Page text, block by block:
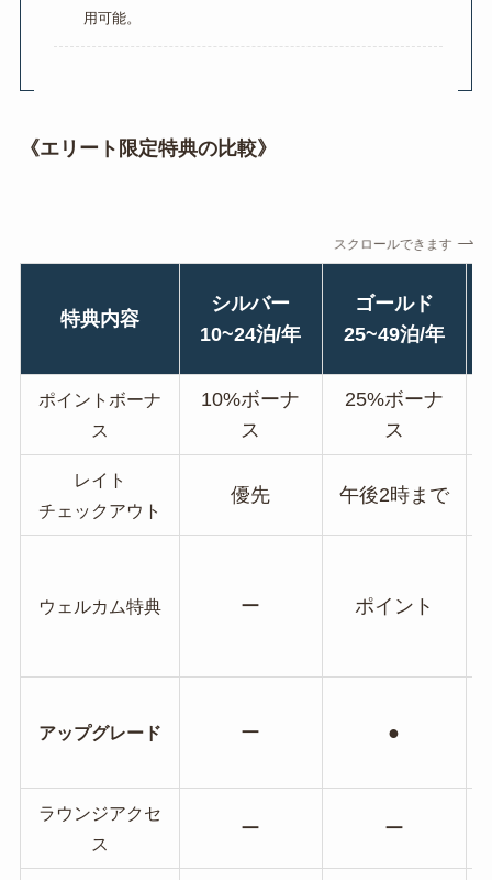
用可能。
《エリート限定特典の比較》
スクロールできます
特典内容
シルバー
10~24泊/年
ゴールド
25~49泊/年
ポイントボーナ
ス
10%ボーナ
ス
25%ボーナ
ス
レイト
チェックアウト
優先 午後2時まで
ウェルカム特典 ー ポイント
アップグレード ー ●
ラウンジアクセ
ス
ー ー